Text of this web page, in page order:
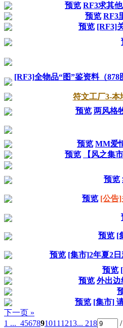
预览 RF3求其
预览 RF3
预览 [RF3]
[RF3]全物品“图”鉴资料（
符文工厂3-本
预览 两风格
预览 MM爱
预览
【风之集
预览
预览 [公告
预览 [
预览 [集市]2年夏2
预览
预览 外出边
预览 [集市]
下一页 »
1 ... 4567891011 1213... 218